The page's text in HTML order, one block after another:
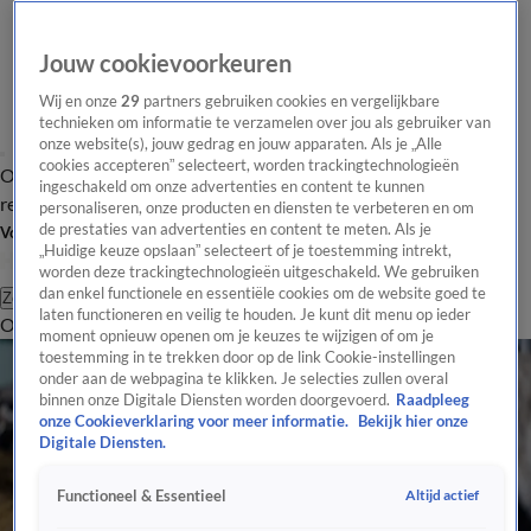
Overzicht Laatste nieuws Regionieuws Het beste van Hart
Tip de
redactie
Volg Hart van Nederland
Zoeken
OverzichtRegioUitzendingenWeerTip de redactiePanelVideo's
Jouw cookievoorkeuren
Wij en onze29 partners gebruiken cookies en vergelijkbare
technieken om informatie te verzamelen over jou als gebruiker van
onze website(s), jouw gedrag en jouw apparaten. Als je „Alle
cookies accepteren” selecteert, worden trackingtechnologieën
ingeschakeld om onze advertenties en content te kunnen
personaliseren, onze producten en diensten te verbeteren en om
de prestaties van advertenties en content te meten. Als je
„Huidige keuze opslaan” selecteert of je toestemming intrekt,
worden deze trackingtechnologieën uitgeschakeld. We gebruiken
dan enkel functionele en essentiële cookies om de website goed te
laten functioneren en veilig te houden. Je kunt dit menu op ieder
moment opnieuw openen om je keuzes te wijzigen of om je
toestemming in te trekken door op de link Cookie-instellingen
onder aan de webpagina te klikken. Je selecties zullen overal
binnen onze Digitale Diensten worden doorgevoerd. Raadpleeg
onze Cookieverklaring voor meer informatie.
Bekijk hier onze
Digitale Diensten.
Functioneel & Essentieel Altijd actief